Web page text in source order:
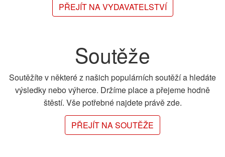
PŘEJÍT NA VYDAVATELSTVÍ
Soutěže
Soutěžíte v některé z našich populárních soutěží a hledáte
výsledky nebo výherce. Držíme place a přejeme hodně
štěstí. Vše potřebné najdete právě zde.
PŘEJÍT NA SOUTĚŽE